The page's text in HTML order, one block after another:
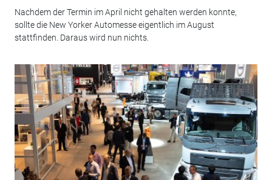
Nachdem der Termin im April nicht gehalten werden konnte,
sollte die New Yorker Automesse eigentlich im August
stattfinden. Daraus wird nun nichts.